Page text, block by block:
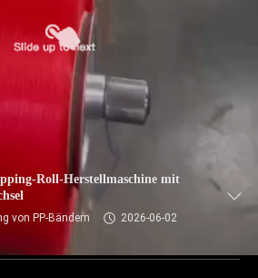
Roll-Herstellmaschine mit
von PP-Bändern
2026-06-02